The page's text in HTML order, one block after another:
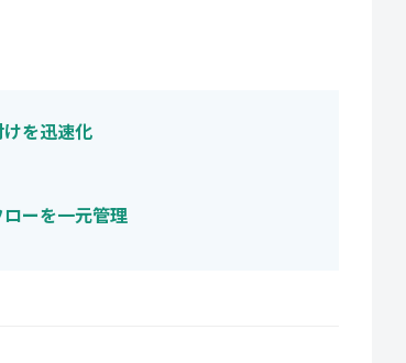
を迅速化
ーを一元管理